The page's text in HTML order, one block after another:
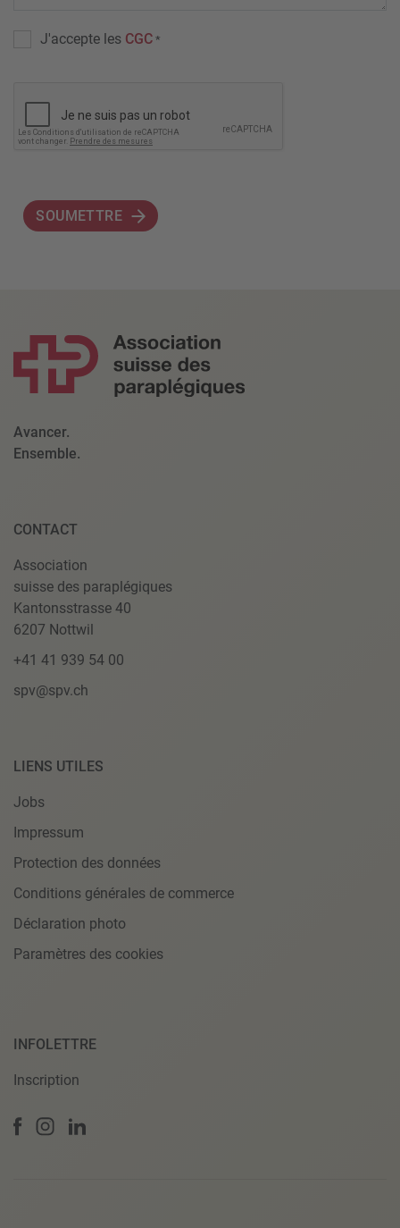
J'accepte les CGC *
SOUMETTRE
Avancer.
Ensemble.
CONTACT
Association
suisse des paraplégiques
Kantonsstrasse 40
6207 Nottwil
+41 41 939 54 00
spv@spv.ch
LIENS UTILES
Jobs
Impressum
Protection des données
Conditions générales de commerce
Déclaration photo
Paramètres des cookies
INFOLETTRE
Inscription